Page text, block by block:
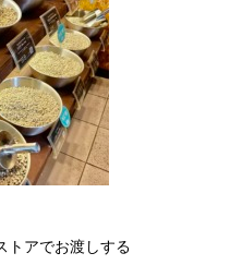
トアでお渡しする